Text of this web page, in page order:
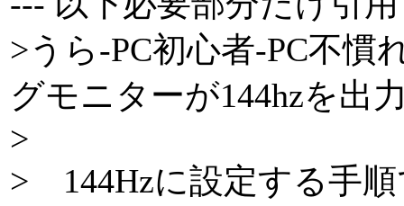
>うら-PC初心者-PC不慣
グモニターが144hzを出
>
> 144Hzに設定する手